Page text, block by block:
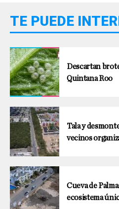
TE PUEDE
Descartan
Quintana Roo
Tala y
vecinos
Cueva de
ecosistema